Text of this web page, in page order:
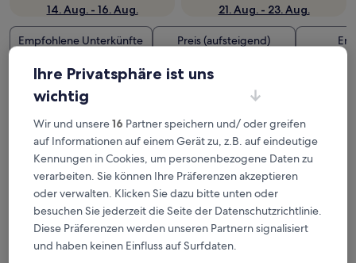
14. Aug. - 16. Aug.
21. Aug. - 23. Aug.
Empfohlene Unterkünfte Preis (aufsteigend)
Deine Ausgangsbasis nahe
Bahnhof Wulaitai
Hotspringworld
Ihre Privatsphäre ist uns
wichtig
Wir und unsere16 Partner speichern und/ oder greifen
auf Informationen auf einem Gerät zu, z.B. auf eindeutige
Kennungen in Cookies, um personenbezogene Daten zu
verarbeiten. Sie können Ihre Präferenzen akzeptieren
oder verwalten. Klicken Sie dazu bitte unten oder
besuchen Sie jederzeit die Seite der Datenschutzrichtlinie.
Diese Präferenzen werden unseren Partnern signalisiert
und haben keinen Einfluss auf Surfdaten.